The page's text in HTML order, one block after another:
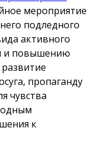
мероприятие
подледного
активного
и повышению
пропаганду
чувства
к